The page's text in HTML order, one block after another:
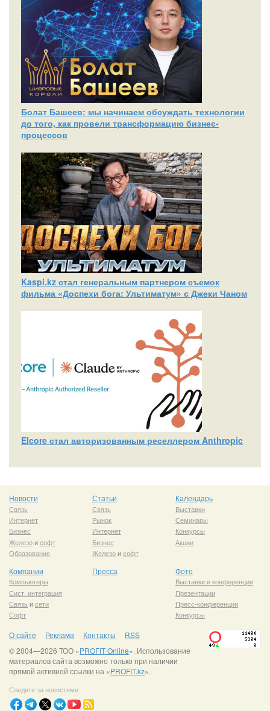
Болат Башеев: мы начинаем обсуждать технологии
до того, как провели трансформацию бизнес-
процессов
Kaspi.kz стал генеральным партнером съемок
фильма «Доспехи бога: Ультиматум» с Джеки Чаном
Elcore стал авторизованным реселлером Anthropic
Новости
Связь
Интернет
Бизнес
Железоисофт
Образование
Статьи
Связь
Рынок
Интернет
Бизнес
Железоисофт
Календарь
Выставки
Семинары
Конкурсы
Акции
Компании
Компьютеры
Сист. интеграция
Связь исети
Софт
Пресса Фото
Выставки и конференции
Презентации
Пресс-конференции
Конкурсы
О сайте Реклама Контакты
RSS
© 2004—2026 ТОО «PROFIT Online». Использование
материалов сайта возможно только при наличии
прямой активной ссылки на «PROFIT.kz».
Следите за новостями